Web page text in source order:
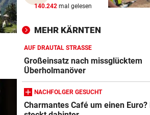
140.242 mal gelesen
MEHR KÄRNTEN
AUF DRAUTAL STRASSE
Großeinsatz nach missglücktem
Überholmanöver
NACHFOLGER GESUCHT
Charmantes Café um einen Euro?